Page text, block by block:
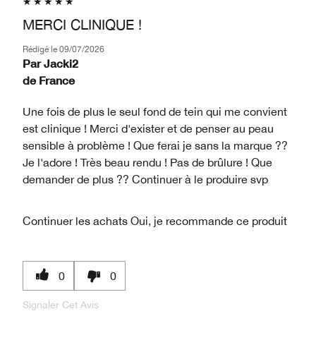
MERCI CLINIQUE !
Rédigé le 09/07/2026
Par Jacki2
de France
Une fois de plus le seul fond de tein qui me convient
est clinique ! Merci d'exister et de penser au peau
sensible à problème ! Que ferai je sans la marque ??
Je l'adore ! Très beau rendu ! Pas de brûlure ! Que
demander de plus ?? Continuer à le produire svp
Continuer les achats Oui, je recommande ce produit
0 0
Signaler Cet Avis